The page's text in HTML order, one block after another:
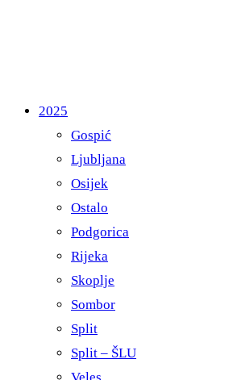
2025
Gospić
Ljubljana
Osijek
Ostalo
Podgorica
Rijeka
Skoplje
Sombor
Split
Split – ŠLU